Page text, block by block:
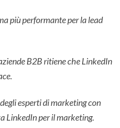
più performante per la lead
B2B ritiene che LinkedIn
esperti di marketing con
LinkedIn per il marketing.